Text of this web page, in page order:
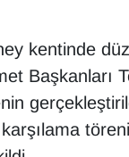
kentinde
Başkanları